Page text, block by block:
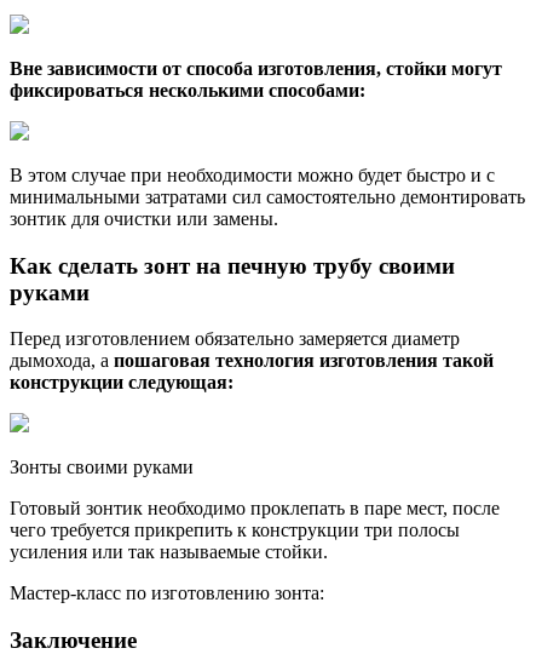
Вне зависимости от способа изготовления, стойки могут
фиксироваться несколькими способами:
В этом случае при необходимости можно будет быстро и с
минимальными затратами сил самостоятельно демонтировать
зонтик для очистки или замены.
Как сделать зонт на печную трубу своими
руками
Перед изготовлением обязательно замеряется диаметр
дымохода, а пошаговая технология изготовления такой
конструкции следующая:
Зонты своими руками
Готовый зонтик необходимо проклепать в паре мест, после
чего требуется прикрепить к конструкции три полосы
усиления или так называемые стойки.
Мастер-класс по изготовлению зонта:
Заключение